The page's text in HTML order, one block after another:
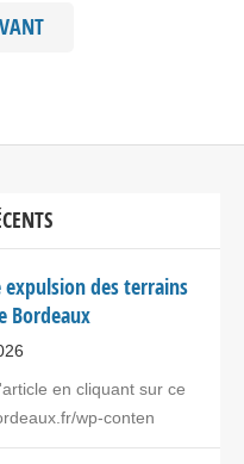
expulsion des terrains
Bordeaux
en cliquant sur ce
wp-conten